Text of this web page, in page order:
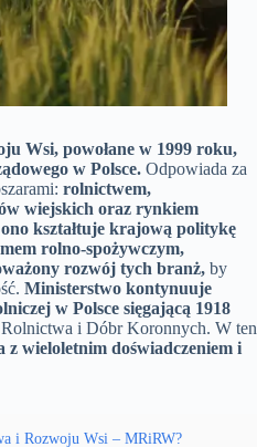
Wsi, powołane w 1999 roku,
w Polsce. Odpowiada za
rolnictwem,
wiejskich oraz rynkiem
ono kształtuje krajową politykę
rolno-spożywczym,
rozwój tych branż, by
Ministerstwo kontynuuje
w Polsce sięgającą 1918
i Dóbr Koronnych. W ten
z wieloletnim doświadczeniem i
i Rozwoju Wsi – MRiRW?